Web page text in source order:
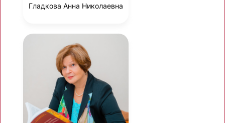
Гладкова Анна Николаевна